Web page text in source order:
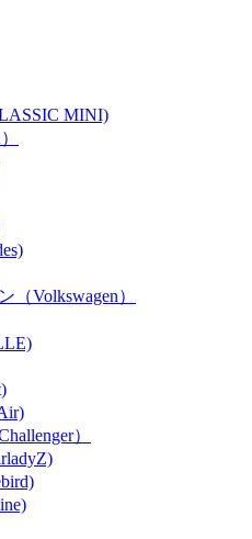
MINI)
（Volkswagen）
）